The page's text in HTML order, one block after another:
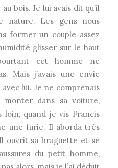
bois. Je lui avais dit qu’il
nature. Les gens nous
former un couple assez
glisser sur le haut
cet homme ne
Mais j’avais une envie
lui. Je ne comprenais
dans sa voiture,
loin, quand je vis Francis
une furie. Il aborda très
ouvrit sa braguette et se
du petit homme,